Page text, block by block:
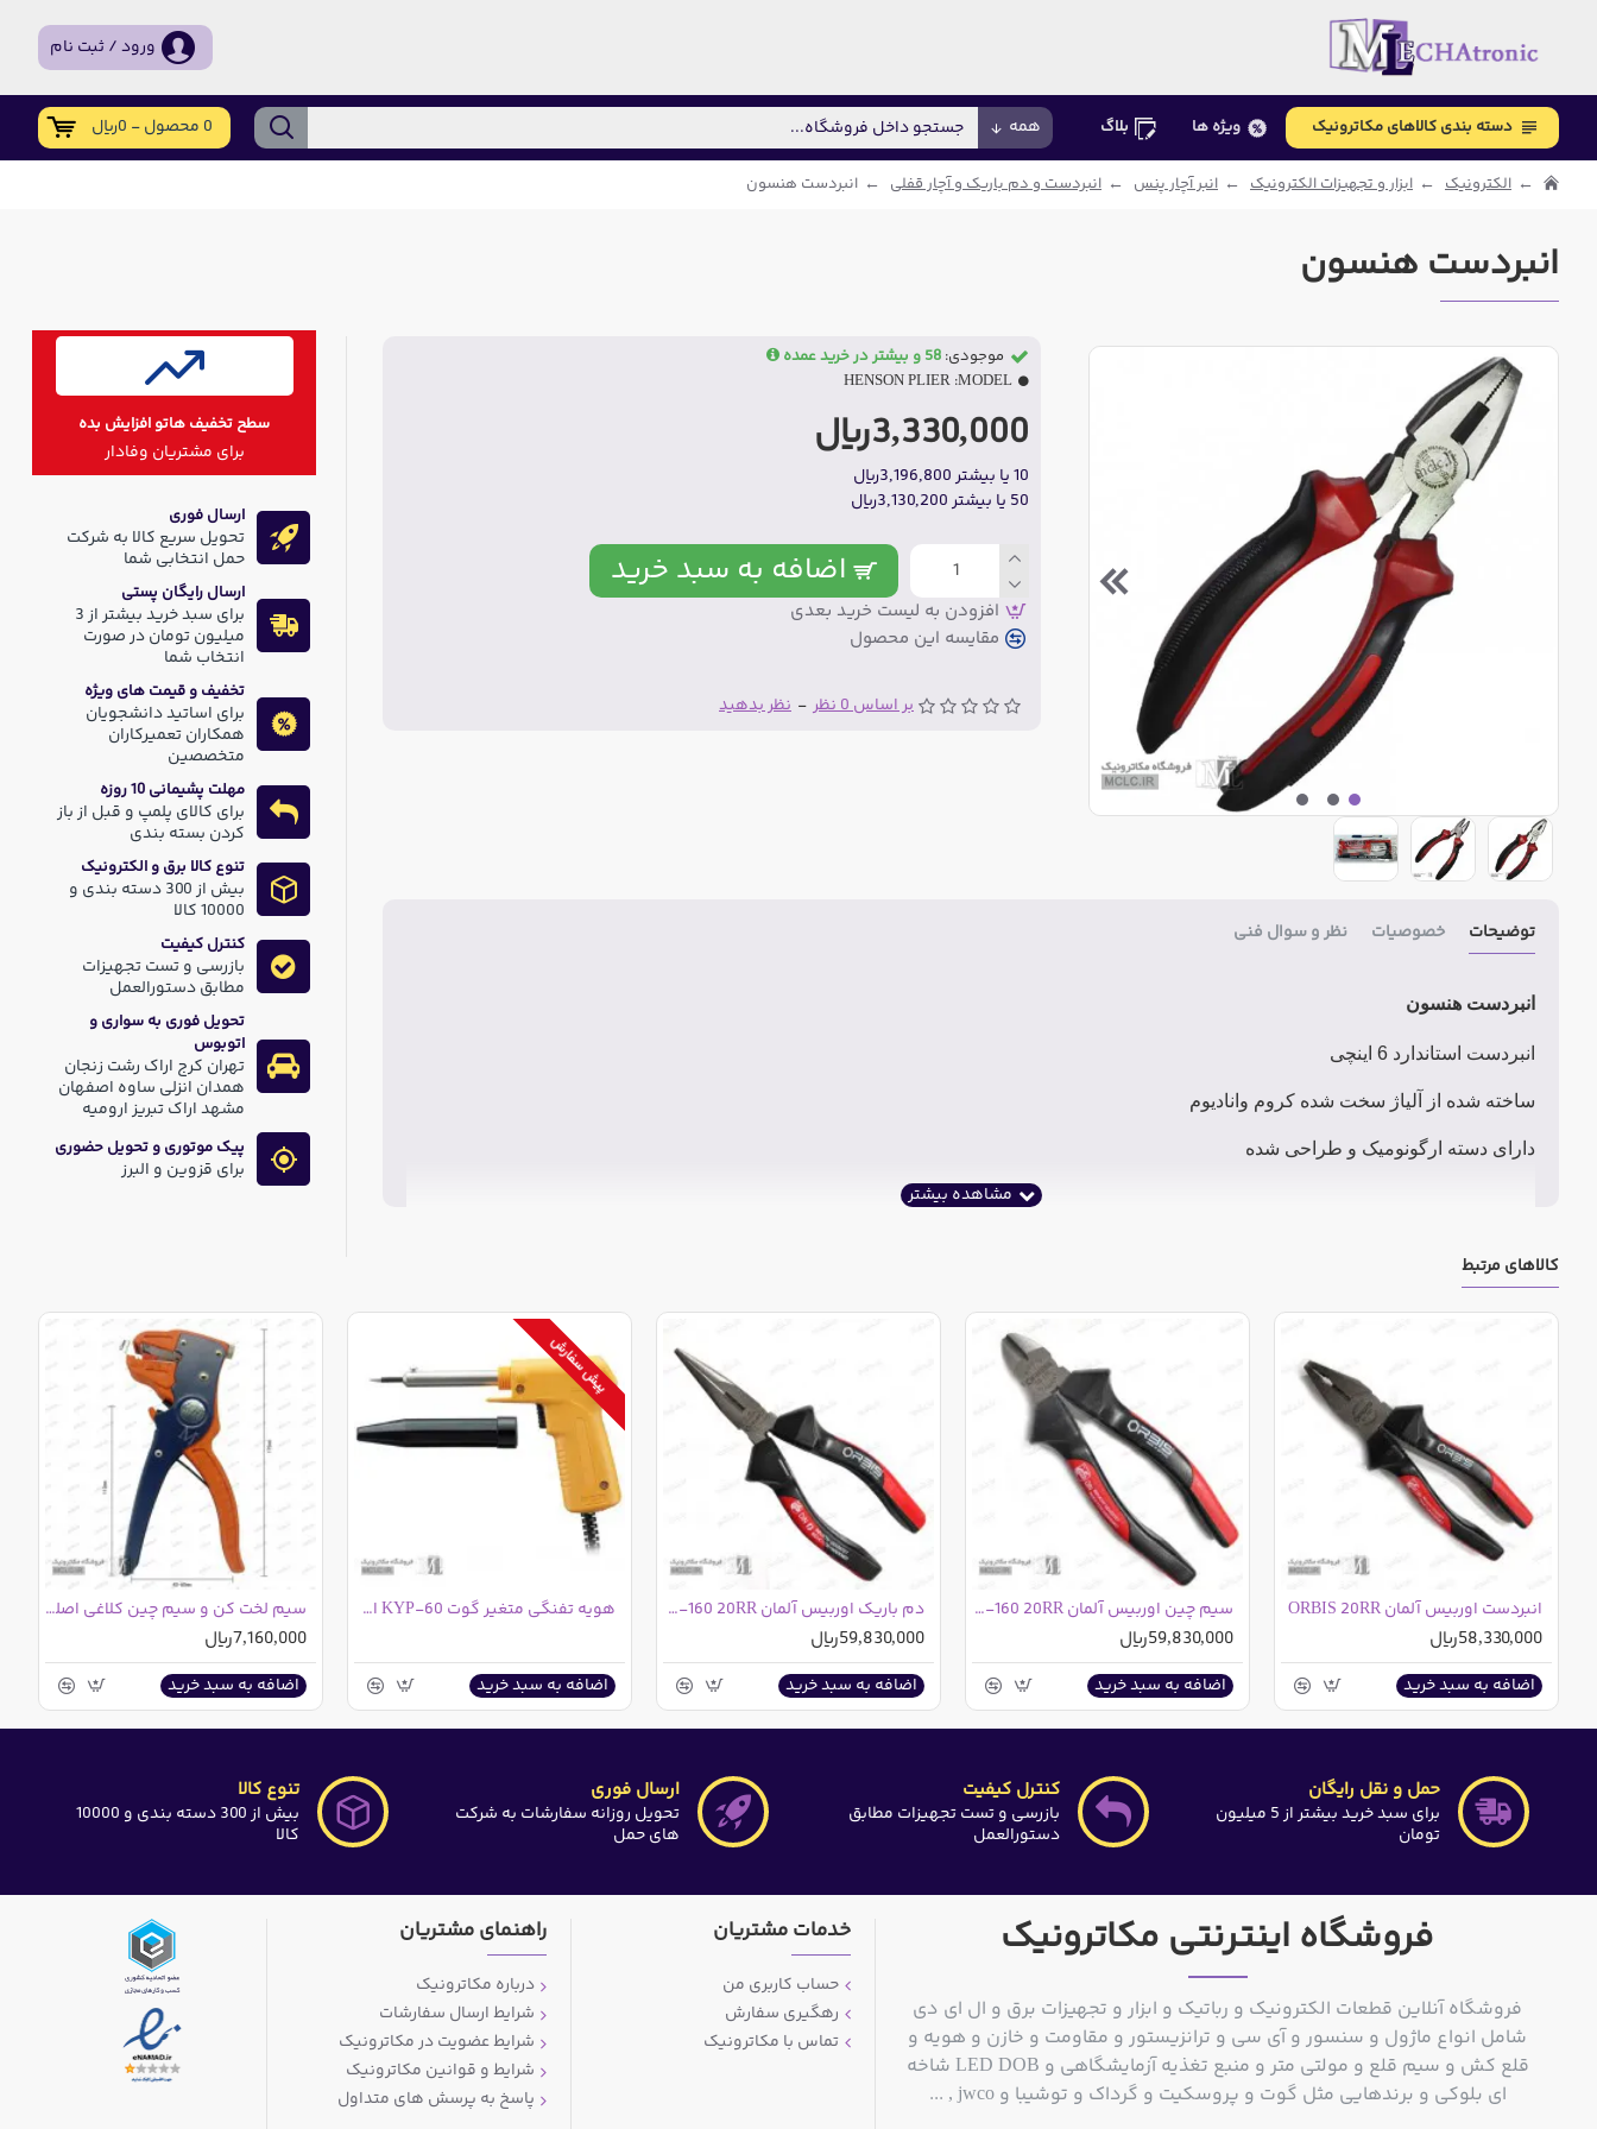
ورود / ثبت نام
دسته بندی کالاهای مکاترونیک ویژه ها بلاگ همه 0 محصول - 0ریال
الکترونیک ابزار و تجهیزات الکترونیک انبر آچار پنس انبردست و دم باریک و آچار قفلی انبردست هنسون
انبردست هنسون
بر اساس 0 نظر - نظر بدهید
3,330,000ریال
10 یا بیشتر 3,196,800ریال
50 یا بیشتر 3,130,200ریال
موجودی: 58 و بیشتر در خرید عمده
MODEL:
HENSON PLIER
اضافه به سبد خرید
افزودن به لیست خرید بعدی
مقایسه این محصول
توضیحات خصوصیات نظر و سوال فنی
انبردست هنسون
انبردست استاندارد 6 اینچی
ساخته شده از آلیاژ سخت شده کروم وانادیوم
دارای دسته ارگونومیک و طراحی شده
سطح تخفیف هاتو افزایش بده
برای مشتریان وفادار
ارسال فوری
تحویل سریع کالا به شرکت
حمل انتخابی شما
ارسال رایگان پستی
برای سبد خرید بیشتر از 3
میلیون تومان در صورت
انتخاب شما
تخفیف و قیمت های ویژه
برای اساتید دانشجویان
همکاران تعمیرکاران
متخصصین
مهلت پشیمانی 10 روزه
برای کالای پلمپ و قبل از باز
کردن بسته بندی
تنوع کالا برق و الکترونیک
بیش از 300 دسته بندی و
10000 کالا
کنترل کیفیت
بازرسی و تست تجهیزات
مطابق دستورالعمل
تحویل فوری به سواری و
اتوبوس
تهران کرج اراک رشت زنجان
همدان انزلی ساوه اصفهان
مشهد اراک تبریز ارومیه
پیک موتوری و تحویل حضوری
برای قزوین و البرز
کالاهای مرتبط
انبردست اوربیس آلمان ORBIS 20RR
58,330,000ریال
اضافه به سبد خرید
سیم چین اوربیس آلمان ORBIS 25-160 20RR
59,830,000ریال
اضافه به سبد خرید
دم باریک اوربیس آلمان ORBIS 15-160 20RR
59,830,000ریال
اضافه به سبد خرید
پیش سفارش
هویه تفنگی متغیر گوت KYP-60 اصلی و اورجینال
اضافه به سبد خرید
سیم لخت کن و سیم چین کلاغی اصلی و اورجینال YTH مدل YTH-78-318
7,160,000ریال
اضافه به سبد خرید
حمل و نقل رایگان
برای سبد خرید بیشتر از 5 میلیون
تومان
کنترل کیفیت
بازرسی و تست تجهیزات مطابق
دستورالعمل
ارسال فوری
تحویل روزانه سفارشات به شرکت
های حمل
تنوع کالا
بیش از 300 دسته بندی و 10000
کالا
فروشگاه اینترنتی مکاترونیک
فروشگاه آنلاین قطعات الکترونیک و رباتیک و ابزار و تجهیزات برق و ال ای دی
شامل انواع ماژول و سنسور و آی سی و ترانزیستور و مقاومت و خازن و هویه و
قلع کش و سیم قلع و مولتی متر و منبع تغذیه آزمایشگاهی و LED DOB شاخه
ای بلوکی و برندهایی مثل گوت و پروسکیت و گرداک و توشیبا و jwco , ...
خدمات مشتریان
حساب کاربری من
رهگیری سفارش
تماس با مکاترونیک
راهنمای مشتریان
درباره مکاترونیک
شرایط ارسال سفارشات
شرایط عضویت در مکاترونیک
شرایط و قوانین مکاترونیک
پاسخ به پرسش های متداول